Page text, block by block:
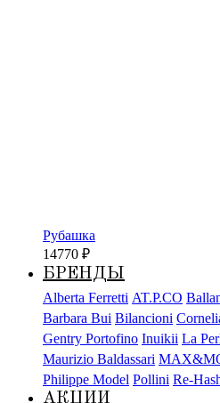
Рубашка
14770 ₽
БРЕНДЫ
Alberta Ferretti AT.P.CO
Barbara Bui Bilancioni
Gentry Portofino Inuikii La
Maurizio Baldassari
Philippe Model Pollini Re-
АКЦИИ